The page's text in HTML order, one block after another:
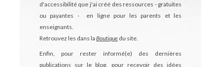
d'accessibilité que j'ai créé des ressources - gratuites
ou payantes - en ligne pour les parents et les
enseignants.
Retrouvez les dans la Boutique du site.
Enfin, pour rester informé(e) des dernières
publications sur le blog, pour recevoir des idées